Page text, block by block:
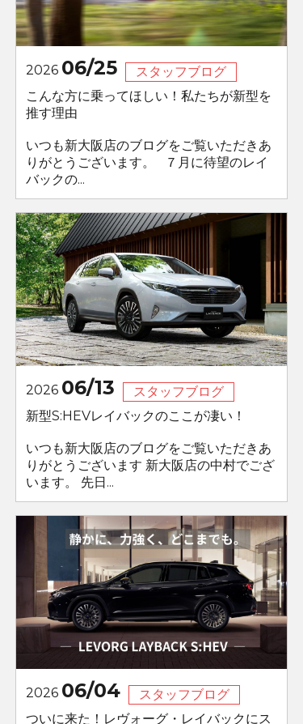
2026 06/25
スタッフブログ
こんな方に乗ってほしい！私たちが新型を
推す理由
いつも新大阪店のブログをご覧いただきあ
りがとうございます。 ７月に待望のレイ
バックの...
2026 06/13
スタッフブログ
新型S:HEVレイバックのここが凄い！
いつも新大阪店のブログをご覧いただきあ
りがとうございます 新大阪店の中村でござ
います。 先日...
2026 06/04
スタッフブログ
ついに来た！レヴォーグ・レイバックにス